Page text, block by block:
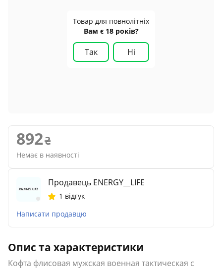
Товар для повнолітніх
Вам є 18 років?
Так Ні
892
Немає в наявності
Продавець ENERGY__LIFE
1 відгук
Написати продавцю
Опис та характеристики
Кофта флисовая мужская военная тактическая с